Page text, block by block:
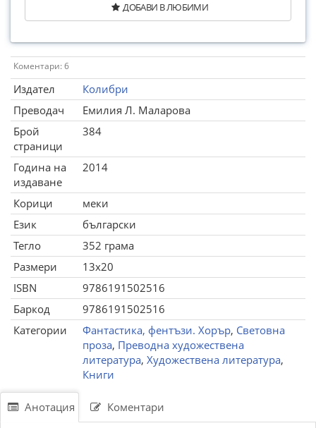
ДОБАВИ В ЛЮБИМИ
Коментари: 6
Издател
Колибри
Преводач
Емилия Л. Маларова
Брой
страници
384
Година на
издаване
2014
Корици
меки
Език
български
Тегло
352 грама
Размери
13x20
ISBN
9786191502516
Баркод
9786191502516
Категории
Фантастика, фентъзи. Хорър, Световна
проза, Преводна художествена
литература, Художествена литература,
Книги
Анотация Коментари